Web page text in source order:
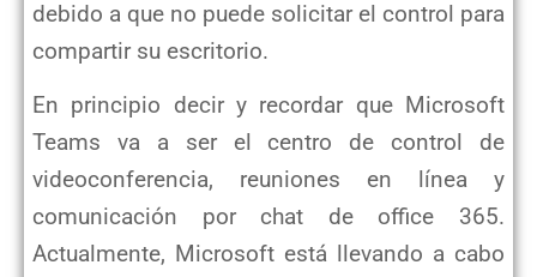
debido a que no puede solicitar el control para
compartir su escritorio.
En principio decir y recordar que Microsoft
Teams va a ser el centro de control de
videoconferencia, reuniones en línea y
comunicación por chat de office 365.
Actualmente, Microsoft está llevando a cabo